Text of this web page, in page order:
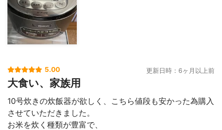
5.00 更新日時：6ヶ月以上前
大食い、家族用
10号炊きの炊飯器が欲しく、こちら値段も安かった為購入
させていただきました。
お米を炊く種類が豊富で、